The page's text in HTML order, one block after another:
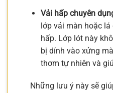
Vải hấp chuyên
lớp vải màn hoặc
hấp. Lớp lót này
bị dính vào xửng
thơm tự nhiên và
Những lưu ý này sẽ